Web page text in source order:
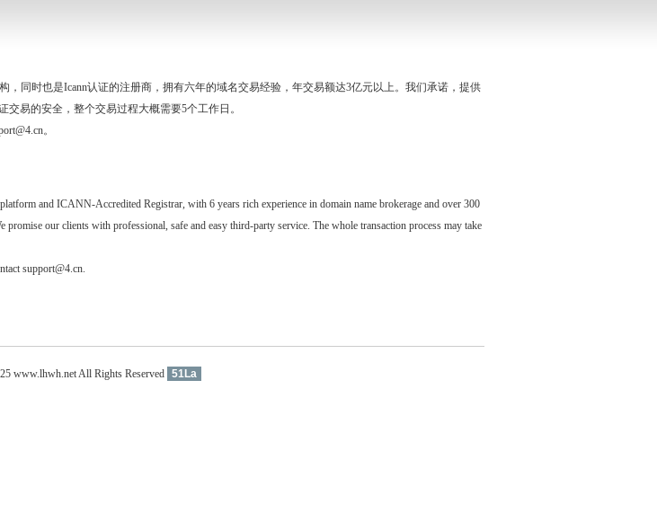
，同时也是Icann认证的注册商，拥有六年的域名交易经验，年交易额达3亿元以上。我们承诺，提供
易的安全，整个交易过程大概需要5个工作日。
。
and ICANN-Accredited Registrar, with 6 years rich experience in domain name brokerage and over 300
our clients with professional, safe and easy third-party service. The whole transaction process may take
support@4.cn.
www.lhwh.net All Rights Reserved 51La